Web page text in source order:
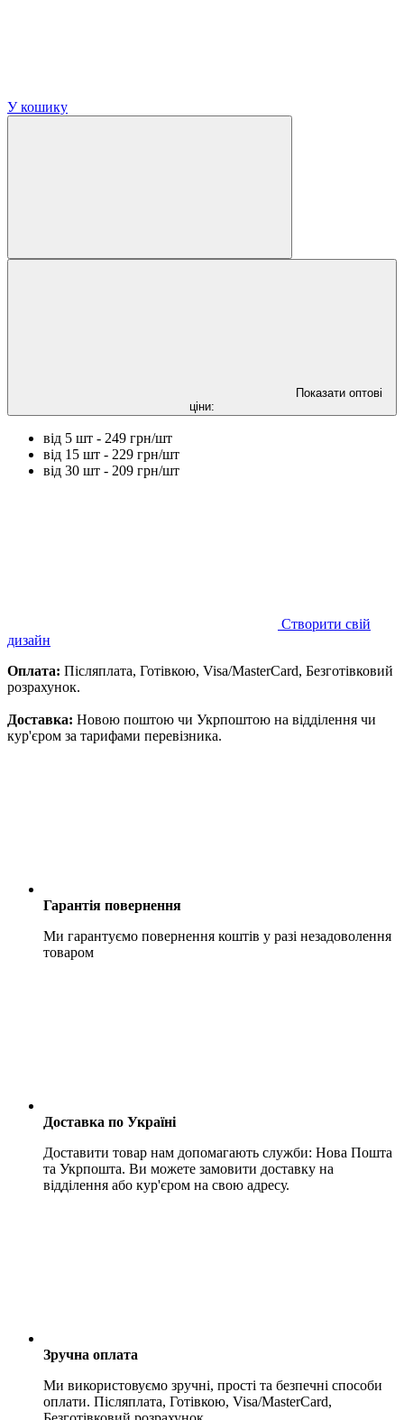
У кошику
Показати оптові
ціни:
від 5 шт - 249 грн/шт
від 15 шт - 229 грн/шт
від 30 шт - 209 грн/шт
Створити свій
дизайн
Оплата: Післяплата, Готівкою, Visa/MasterCard, Безготівковий
розрахунок.
Доставка: Новою поштою чи Укрпоштою на відділення чи
кур'єром за тарифами перевізника.
Гарантія повернення
Ми гарантуємо повернення коштів у разі незадоволення
товаром
Доставка по Україні
Доставити товар нам допомагають служби: Нова Пошта
та Укрпошта. Ви можете замовити доставку на
відділення або кур'єром на свою адресу.
Зручна оплата
Ми використовуємо зручні, прості та безпечні способи
оплати. Післяплата, Готівкою, Visa/MasterCard,